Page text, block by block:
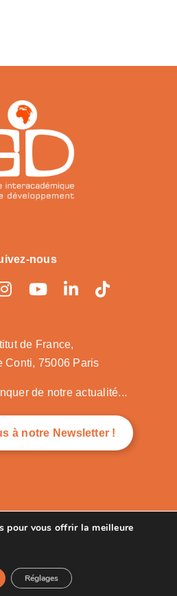
nous
de France,
Conti, 75006 Paris
de notre actualité...
à notre Newsletter !
service du co-développement"
pour vous offrir la meilleure
Réglages